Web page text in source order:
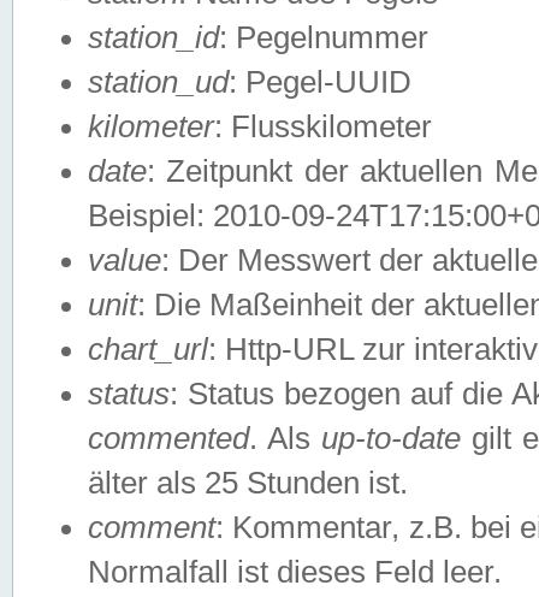
station_id: Pegelnummer
station_ud: Pegel-UUID
kilometer: Flusskilometer
date: Zeitpunkt der aktuellen
Beispiel: 2010-09-
value: Der Messwert der
unit: Die Maßeinheit der
chart_url: Http-URL zur
status: Status bezogen auf die
commented. Als up-to-date gilt
älter als 25 Stunden ist.
comment: Kommentar, z.B. bei
Normalfall ist dieses Feld leer.